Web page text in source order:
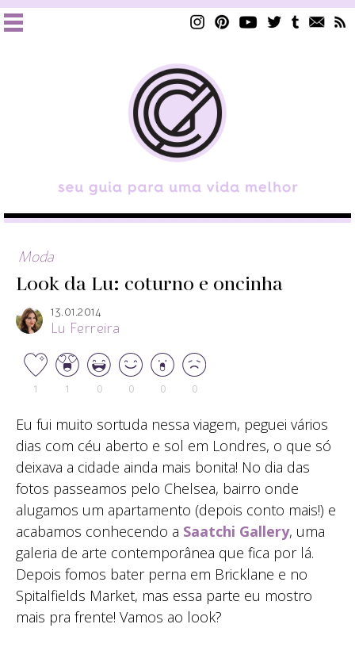
Moda
Look da Lu: coturno e oncinha
13.01.2014
Lu Ferreira
1 1 0 0 0 0
Eu fui muito sortuda nessa viagem, peguei vários
dias com céu aberto e sol em Londres, o que só
deixava a cidade ainda mais bonita! No dia das
fotos passeamos pelo Chelsea, bairro onde
alugamos um apartamento (depois conto mais!) e
acabamos conhecendo a Saatchi Gallery, uma
galeria de arte contemporânea que fica por lá.
Depois fomos bater perna em Bricklane e no
Spitalfields Market, mas essa parte eu mostro
mais pra frente! Vamos ao look?